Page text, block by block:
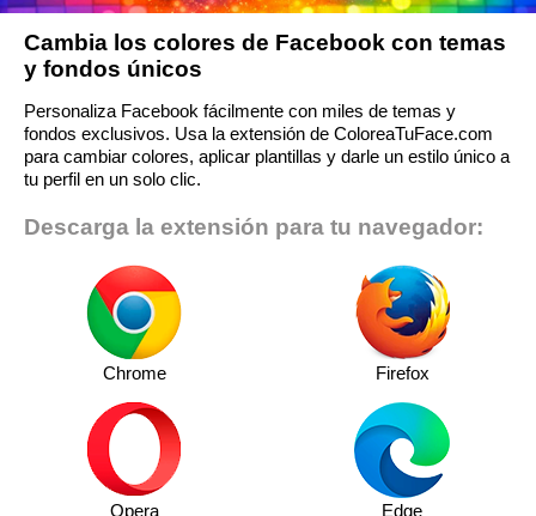
Cambia los colores de Facebook con temas
y fondos únicos
Personaliza Facebook fácilmente con miles de temas y
fondos exclusivos. Usa la extensión de ColoreaTuFace.com
para cambiar colores, aplicar plantillas y darle un estilo único a
tu perfil en un solo clic.
Descarga la extensión para tu navegador:
Chrome Firefox
Opera Edge